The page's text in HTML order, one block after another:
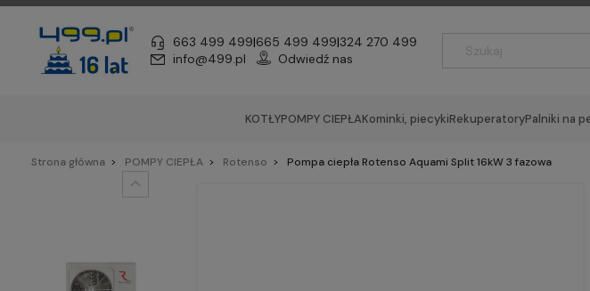
663 499 499|665 499 499|324 270 499
info@499.pl
Odwiedź nas
KOTŁYPOMPY CIEPŁAKominki, piecykiRekuperatoryPalniki na
Strona główna POMPY CIEPŁA Rotenso Pompa ciepła Rotenso Aquami Split 16kW 3 fazowa